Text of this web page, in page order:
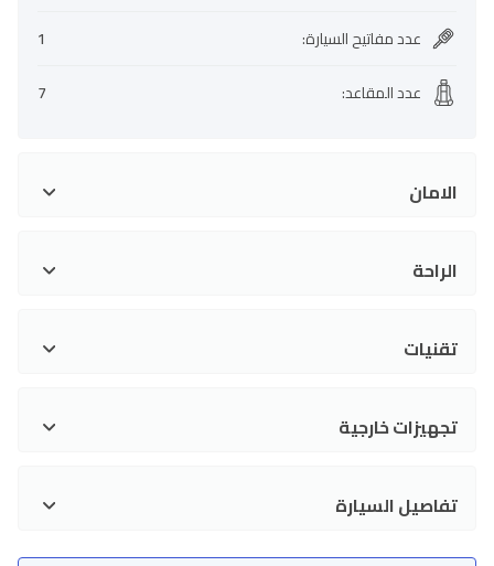
عدد مفاتيح السيارة:
1
عدد المقاعد:
7
الامان
الراحة
تقنيات
تجهيزات خارجية
تفاصيل السيارة